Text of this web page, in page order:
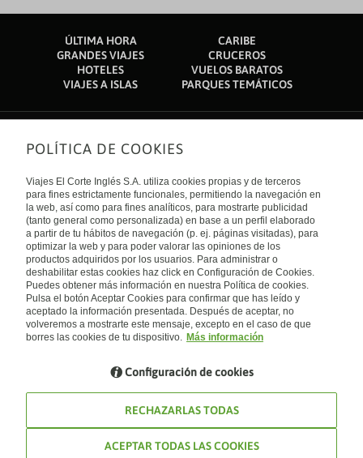
ÚLTIMA HORA
CARIBE
GRANDES VIAJES
CRUCEROS
HOTELES
VUELOS BARATOS
VIAJES A ISLAS
PARQUES TEMÁTICOS
Sobre nosotros
Quiénes somos
Financiación
Sostenibilidad
Turismo accesible
Tarjeta El Corte Inglés
Trabaja con nosotros
El Corte Inglés
Canal Ético
Enlaces de interés
Guías de viaje
Catálogos
Auto check-in
Condiciones Generales
Política de privacidad
Política de cookies
Accesibilidad
Empresas/ Grupos
Internacional
España
Visita nuestro blog
Blog de Viajes el Corte inglés
POLÍTICA DE COOKIES
Viajes El Corte Inglés S.A. utiliza cookies propias y de terceros
para fines estrictamente funcionales, permitiendo la navegación en
la web, así como para fines analíticos, para mostrarte publicidad
(tanto general como personalizada) en base a un perfil elaborado
a partir de tu hábitos de navegación (p. ej. páginas visitadas), para
optimizar la web y para poder valorar las opiniones de los
productos adquiridos por los usuarios. Para administrar o
deshabilitar estas cookies haz click en Configuración de Cookies.
Puedes obtener más información en nuestra Política de cookies.
Pulsa el botón Aceptar Cookies para confirmar que has leído y
aceptado la información presentada. Después de aceptar, no
volveremos a mostrarte este mensaje, excepto en el caso de que
borres las cookies de tu dispositivo. Más información
Configuración de cookies
RECHAZARLAS TODAS
ACEPTAR TODAS LAS COOKIES